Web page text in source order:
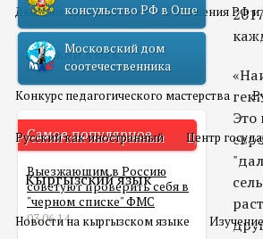
Двойное гражданство Отношения РФ и
Русский язык
Конкурс педагогического мастерства
Русский как иностранный Центр
Кыргызский язык
Новости на кыргызском языке
консульство РФ в Оше
Московский дом
соотечественника
Самое популярное
Выезжающим в Россию
советуют проверить себя в
"черном списке" ФМС
03.06.14
Это